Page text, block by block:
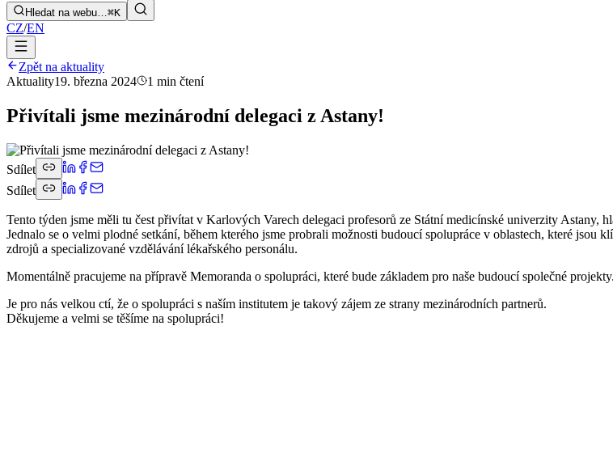
Hledat na webu…⌘K
CZ/EN
Zpět na aktuality
Aktuality19. března 2024 1 min čtení
Přivítali jsme mezinárodní delegaci z Astany!
Sdílet
Sdílet
Tento týden jsme měli tu čest přivítat v Karlových Varech delegaci profesorů ze Státní medicínské univerzity Astany,
Jednalo se o velmi plodné setkání, během kterého jsme probrali možnosti budoucí spolupráce v oblastech, které
zdrojů a specializované vzdělávání lékařského personálu.
Momentálně pracujeme na přípravě Memoranda o spolupráci, které bude základem pro naše budoucí společné projekty.
Je pro nás velkou ctí, že o spolupráci s naším institutem je takový zájem ze strany mezinárodních partnerů.
Děkujeme a velmi se těšíme na spolupráci!